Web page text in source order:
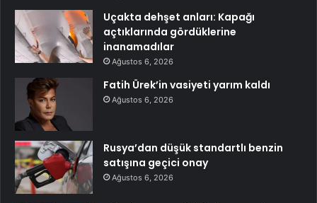
Uçakta dehşet anları: Kapağı
açtıklarında gördüklerine
inanamadılar
Ağustos 6, 2026
Fatih Ürek’in vasiyeti yarım kaldı
Ağustos 6, 2026
Rusya’dan düşük standartlı benzin
satışına geçici onay
Ağustos 6, 2026